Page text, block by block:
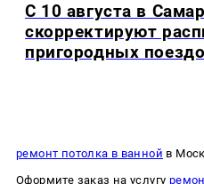
С 10 августа в
скорректируют
пригородных
ремонт потолка в ванной в
Оформите заказ на услугу